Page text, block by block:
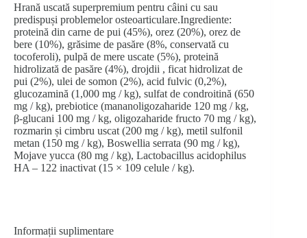
Hrană uscată superpremium pentru câini cu sau
predispuși problemelor osteoarticulare.Ingrediente:
proteină din carne de pui (45%), orez (20%), orez de
bere (10%), grăsime de pasăre (8%, conservată cu
tocoferoli), pulpă de mere uscate (5%), proteină
hidrolizată de pasăre (4%), drojdii , ficat hidrolizat de
pui (2%), ulei de somon (2%), acid fulvic (0,2%),
glucozamină (1,000 mg / kg), sulfat de condroitină (650
mg / kg), prebiotice (mananoligozaharide 120 mg / kg,
β-glucani 100 mg / kg, oligozaharide fructo 70 mg / kg),
rozmarin și cimbru uscat (200 mg / kg), metil sulfonil
metan (150 mg / kg), Boswellia serrata (90 mg / kg),
Mojave yucca (80 mg / kg), Lactobacillus acidophilus
HA – 122 inactivat (15 × 109 celule / kg).
Informații suplimentare